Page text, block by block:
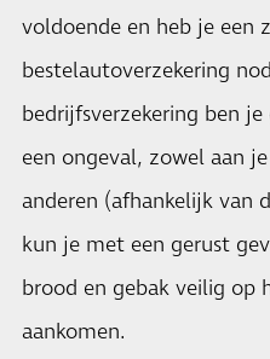
voldoende en heb je een
bestelautoverzekering
bedrijfsverzekering ben
een ongeval, zowel aan
anderen (afhankelijk van
kun je met een gerust
brood en gebak veilig op
aankomen.